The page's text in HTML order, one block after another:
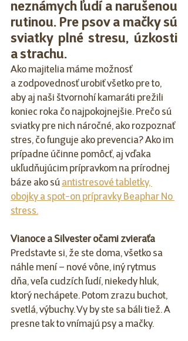
neznámych ľudí a narušenou
rutinou. Pre psov a mačky sú
sviatky plné stresu, úzkosti
a strachu.
Ako majitelia máme možnosť
a zodpovednosť urobiť všetko pre to,
aby aj naši štvornohí kamaráti prežili
koniec roka čo najpokojnejšie. Prečo sú
sviatky pre nich náročné, ako rozpoznať
stres, čo funguje ako prevencia? Ako im
prípadne účinne pomôcť, aj vďaka
ukľudňujúcim prípravkom na prírodnej
báze ako sú antistresové tabletky,
obojky a spot-on prípravky Beaphar No
stress.
Vianoce a Silvester očami zvieraťa
Predstavte si, že ste doma, všetko sa
náhle mení – nové vône, iný rytmus
dňa, veľa cudzích ľudí, niekedy hluk,
ktorý nechápete. Potom zrazu buchot,
svetlá, výbuchy. Vy by ste sa báli tiež. A
presne tak to vnímajú psy a mačky.